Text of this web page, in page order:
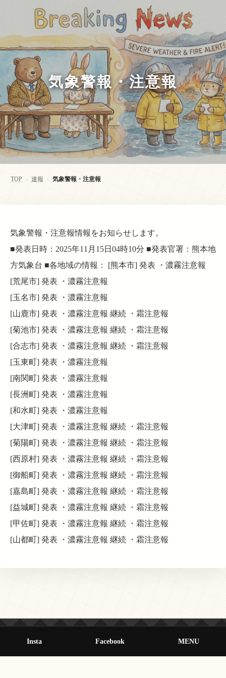
気象警報・注意報
TOP > 速報 > 気象警報・注意報
気象警報・注意報情報をお知らせします。
■発表日時：2025年11月15日04時10分 ■発表官署：熊本地
方気象台 ■各地域の情報： [熊本市] 発表 ・濃霧注意報
[荒尾市] 発表 ・濃霧注意報
[玉名市] 発表 ・濃霧注意報
[山鹿市] 発表 ・濃霧注意報 継続 ・霜注意報
[菊池市] 発表 ・濃霧注意報 継続 ・霜注意報
[合志市] 発表 ・濃霧注意報 継続 ・霜注意報
[玉東町] 発表 ・濃霧注意報
[南関町] 発表 ・濃霧注意報
[長洲町] 発表 ・濃霧注意報
[和水町] 発表 ・濃霧注意報
[大津町] 発表 ・濃霧注意報 継続 ・霜注意報
[菊陽町] 発表 ・濃霧注意報 継続 ・霜注意報
[西原村] 発表 ・濃霧注意報 継続 ・霜注意報
[御船町] 発表 ・濃霧注意報 継続 ・霜注意報
[嘉島町] 発表 ・濃霧注意報 継続 ・霜注意報
[益城町] 発表 ・濃霧注意報 継続 ・霜注意報
[甲佐町] 発表 ・濃霧注意報 継続 ・霜注意報
[山都町] 発表 ・濃霧注意報 継続 ・霜注意報
Insta Facebook MENU